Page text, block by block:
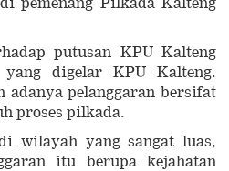
putusan KPU Kalteng
digelar KPU Kalteng.
pelanggaran bersifat
proses pilkada.
wilayah yang sangat luas,
itu berupa kejahatan